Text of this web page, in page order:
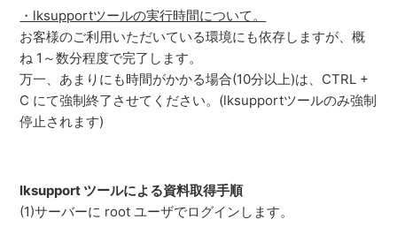
・lksupportツールの実行時間について。
お客様のご利用いただいている環境にも依存しますが、概
ね 1～数分程度で完了します。
万一、あまりにも時間がかかる場合(10分以上)は、CTRL +
C にて強制終了させてください。(lksupportツールのみ強制
停止されます)
lksupport ツールによる資料取得手順
(1)サーバーに root ユーザでログインします。